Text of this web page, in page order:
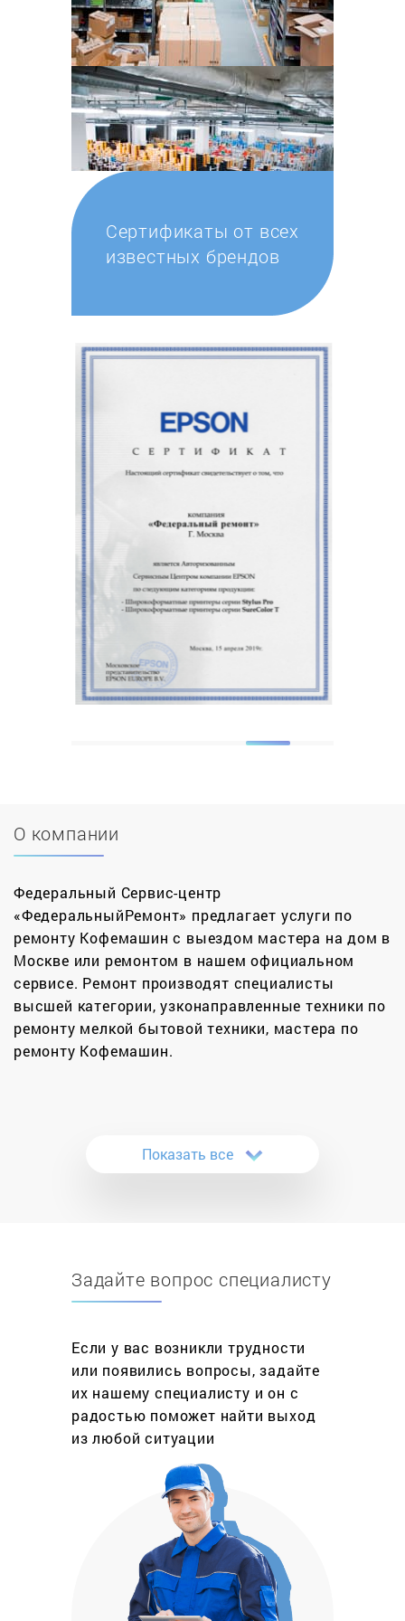
Сертификаты от всех
известных брендов
О компании
Федеральный Сервис-центр
«ФедеральныйРемонт» предлагает услуги по
ремонту Кофемашин с выездом мастера на дом в
Москве или ремонтом в нашем официальном
сервисе. Ремонт производят специалисты
высшей категории, узконаправленные техники по
ремонту мелкой бытовой техники, мастера по
ремонту Кофемашин.
Обратившись к нам, вы получите услуги
квалифицированных мастеров, которые без
Чтобы заказать курьера для перевозки
устройства в сервисный центр, просто оставьте
согласует время приезда курьера.
Почему ремонт кофемашин такая
популярная услуга?
Для многих любителей кофе, чашка ароматного
на целый день. Сварить качественный напиток –
целый ритуал, который требует знания техники
приготовления и достаточно времени. Но
благодаря современной технике приготовить
кофе стало минутным делом. Естественно за
кофемашиной нужно тщательно ухаживать, тогда
она прослужит вам долгую службу.
Показать все
Задайте вопрос специалисту
Если у вас возникли трудности
или появились вопросы, задайте
их нашему специалисту и он с
радостью поможет найти выход
из любой ситуации